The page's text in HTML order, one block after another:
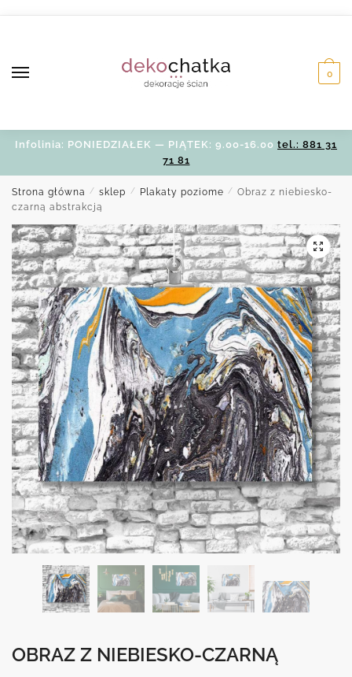
0
Infolinia: PONIEDZIAŁEK — PIĄTEK: 9.00-16.00 tel.: 881 31
71 81
Strona główna / sklep / Plakaty poziome / Obraz z niebiesko-
czarną abstrakcją
OBRAZ Z NIEBIESKO-CZARNĄ